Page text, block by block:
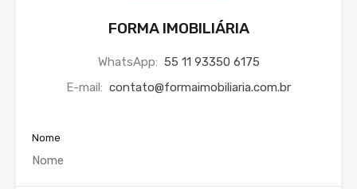
FORMA IMOBILIÁRIA
WhatsApp: 55 11 93350 6175
E-mail: contato@formaimobiliaria.com.br
Nome